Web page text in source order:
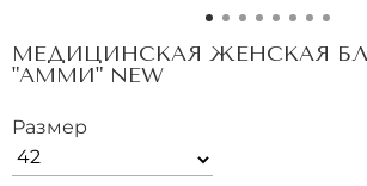
МЕДИЦИНСКАЯ ЖЕНСКАЯ
"АММИ" NEW
Размер